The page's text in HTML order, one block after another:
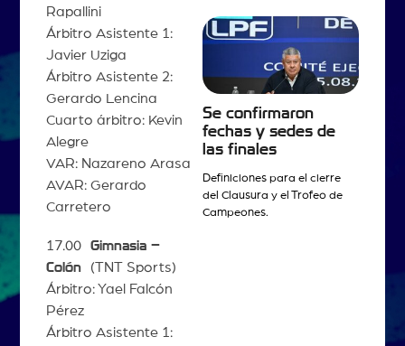
Rapallini
Árbitro Asistente 1:
Javier Uziga
Árbitro Asistente 2:
Gerardo Lencina
Cuarto árbitro: Kevin
Alegre
VAR: Nazareno Arasa
AVAR: Gerardo
Carretero
17.00 Gimnasia –
Colón(TNT Sports)
Árbitro: Yael Falcón
Pérez
Árbitro Asistente 1:
Se confirmaron
fechas y sedes de
las finales
Definiciones para el cierre
del Clausura y el Trofeo de
Campeones.